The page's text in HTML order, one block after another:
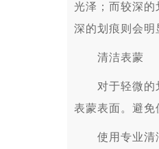
光泽；而较深
深的划痕则会明
清洁表蒙
对于轻微的划
表蒙表面。避免
使用专业清